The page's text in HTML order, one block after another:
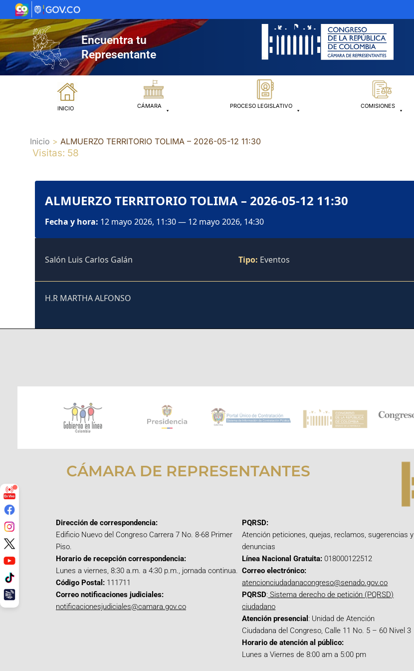
al
contenido
Encuentra tu
Representante
INICIO CÁMARA PROCESO LEGISLATIVO COMISIONES
Inicio ALMUERZO TERRITORIO TOLIMA – 2026-05-12 11:30
Visitas: 58
ALMUERZO TERRITORIO TOLIMA – 2026-05-12 11:30
Fecha y hora: 12 mayo 2026, 11:30 — 12 mayo 2026, 14:30
Salón Luis Carlos Galán Tipo: Eventos
H.R MARTHA ALFONSO
CÁMARA DE REPRESENTANTES
Dirección de correspondencia:
Edificio Nuevo del Congreso Carrera 7 No. 8-68 Primer
Piso.
Horario de recepción correspondencia:
Lunes a viernes, 8:30 a.m. a 4:30 p.m., jornada continua.
Código Postal: 111711
Correo notificaciones judiciales:
notificacionesjudiciales@camara.gov.co
PQRSD:
Atención peticiones, quejas, reclamos, sugerencias y
denuncias
Línea Nacional Gratuita: 018000122512
Correo electrónico:
atencionciudadanacongreso@senado.gov.co
PQRSD: Sistema derecho de petición (PQRSD)
ciudadano
Atención presencial : Unidad de Atención
Ciudadana del Congreso, Calle 11 No. 5 – 60 Nivel 3
Horario de atención al público:
Lunes a Viernes de 8:00 am a 5:00 pm